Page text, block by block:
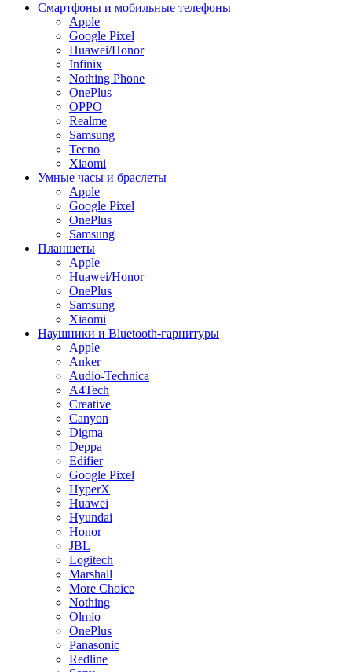
Смартфоны и мобильные телефоны
Apple
Google Pixel
Huawei/Honor
Infinix
Nothing Phone
OnePlus
OPPO
Realme
Samsung
Tecno
Xiaomi
Умные часы и браслеты
Apple
Google Pixel
OnePlus
Samsung
Планшеты
Apple
Huawei/Honor
OnePlus
Samsung
Xiaomi
Наушники и Bluetooth-гарнитуры
Apple
Anker
Audio-Technica
A4Tech
Creative
Canyon
Digma
Deppa
Edifier
Google Pixel
HyperX
Huawei
Hyundai
Honor
JBL
Logitech
Marshall
More Choice
Nothing
Olmio
OnePlus
Panasonic
Redline